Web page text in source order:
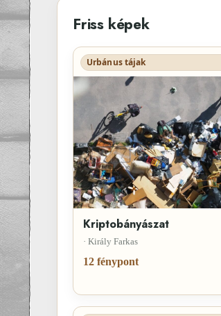
Friss képek
Urbánus tájak
Kriptobányászat
· Király Farkas
12 fénypont